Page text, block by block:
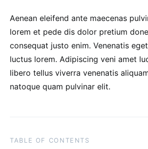
Aenean eleifend ante maecenas
lorem et pede dis dolor pretium
consequat justo enim. Venenatis
luctus lorem. Adipiscing veni amet
libero tellus viverra venenatis
natoque quam pulvinar elit.
TABLE OF CONTENTS